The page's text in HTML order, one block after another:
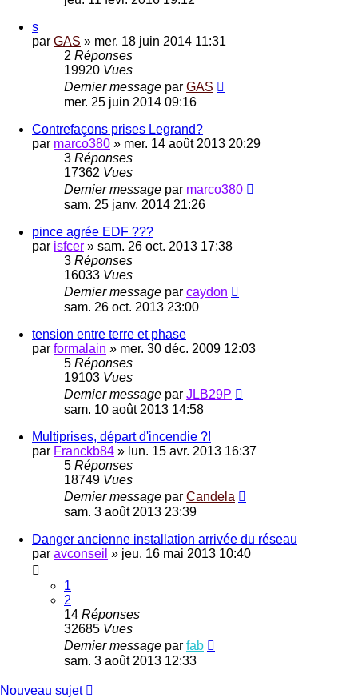
s
par GAS » mer. 18 juin 2014 11:31
2 Réponses
19920 Vues
Dernier message par GAS
mer. 25 juin 2014 09:16
Contrefaçons prises Legrand?
par marco380 » mer. 14 août 2013 20:29
3 Réponses
17362 Vues
Dernier message par marco380
sam. 25 janv. 2014 21:26
pince agrée EDF ???
par isfcer » sam. 26 oct. 2013 17:38
3 Réponses
16033 Vues
Dernier message par caydon
sam. 26 oct. 2013 23:00
tension entre terre et phase
par formalain » mer. 30 déc. 2009 12:03
5 Réponses
19103 Vues
Dernier message par JLB29P
sam. 10 août 2013 14:58
Multiprises, départ d'incendie ?!
par Franckb84 » lun. 15 avr. 2013 16:37
5 Réponses
18749 Vues
Dernier message par Candela
sam. 3 août 2013 23:39
Danger ancienne installation arrivée du réseau
par avconseil » jeu. 16 mai 2013 10:40
1
2
14 Réponses
32685 Vues
Dernier message par fab
sam. 3 août 2013 12:33
Nouveau sujet